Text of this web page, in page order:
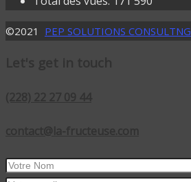
©2021 PEP SOLUTIONS CONSULTNG